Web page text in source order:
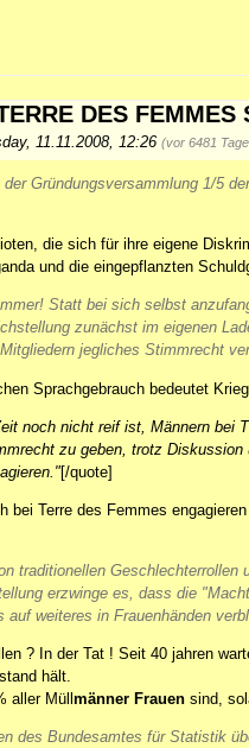
DES FEMMES
11.11.2008, 12:26 (vor 6481
Gründungsversammlung 1/5
die sich für ihre eigene
und die eingepflanzten
Statt bei sich selbst
zunächst im eigenen
jegliches Stimmrecht
Sprachgebrauch bedeutet
noch nicht reif ist, Männern bei
zu geben, trotz Diskussion
[/quote]
bei Terre des Femmes
traditionellen Geschlechterrollen
erzwinge es, dass die
auf weiteres in Frauenhänden
? In der Tat ! Seit 40 jahren
hält.
aller Müll männer Frauen sind,
des Bundesamtes für Statistik